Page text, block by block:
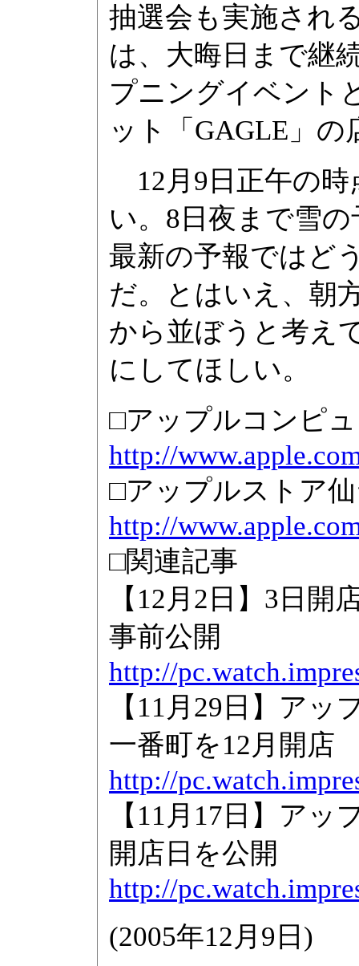
抽選会も実施され
は、大晦日まで継
プニングイベント
ット「GAGLE」
12月9日正午の時
い。8日夜まで雪
最新の予報ではど
だ。とはいえ、朝
から並ぼうと考え
にしてほしい。
□アップルコンピ
http://
□アップルストア
http://
□関連記事
【12月2日】3日
事前公開
http://
【11月29日】ア
一番町を12月開店
http://
【11月17日】ア
開店日を公開
http://
(2005年12月9日 )